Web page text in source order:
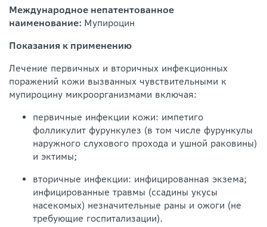
Международное непатентованное
наименование: Мупироцин
Показания к применению
Лечение первичных и вторичных инфекционных
поражений кожи вызванных чувствительными к
мупироцину микроорганизмами включая:
первичные инфекции кожи: импетиго
фолликулит фурункулез (в том числе фурункулы
наружного слухового прохода и ушной раковины)
и эктимы;
вторичные инфекции: инфицированная экзема;
инфицированные травмы (ссадины укусы
насекомых) незначительные раны и ожоги (не
требующие госпитализации).